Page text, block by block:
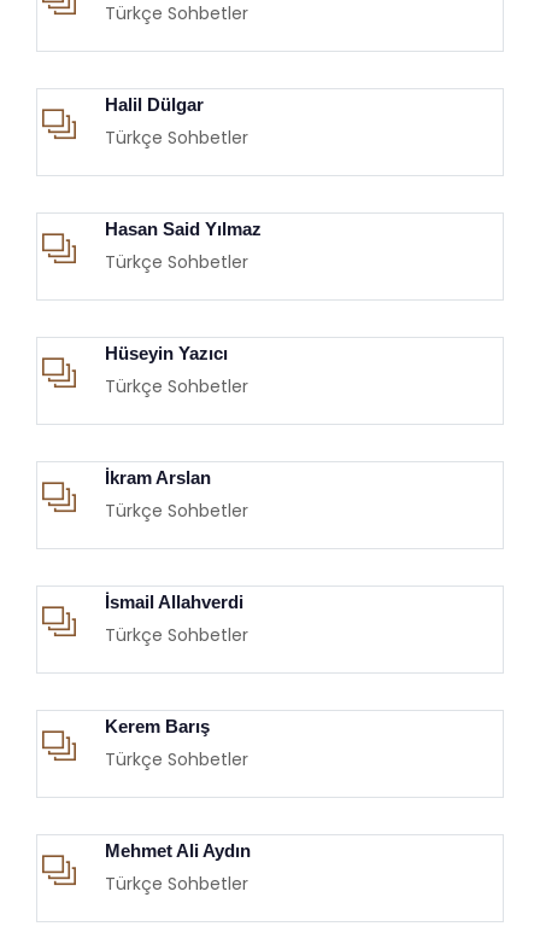
Türkçe Sohbetler
Halil Dülgar
Türkçe Sohbetler
Hasan Said Yılmaz
Türkçe Sohbetler
Hüseyin Yazıcı
Türkçe Sohbetler
İkram Arslan
Türkçe Sohbetler
İsmail Allahverdi
Türkçe Sohbetler
Kerem Barış
Türkçe Sohbetler
Mehmet Ali Aydın
Türkçe Sohbetler